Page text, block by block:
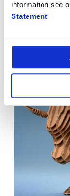
information see
Statement
« Chaque
participer à ces